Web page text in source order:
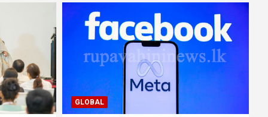
GLOBAL